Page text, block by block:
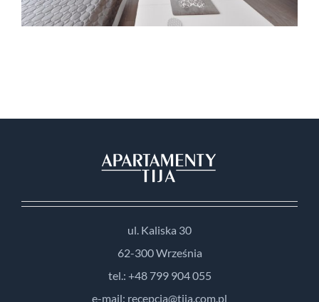
ul. Kaliska 30
62-300 Września
tel.: +48 799 904 055
e-mail: recepcja@tija.com.pl